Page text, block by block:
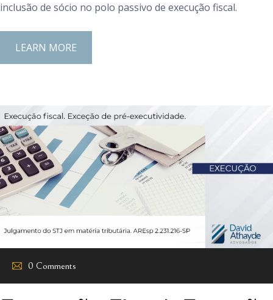
inclusão de sócio no polo passivo de execução fiscal.
LEARN MORE
0 Comments